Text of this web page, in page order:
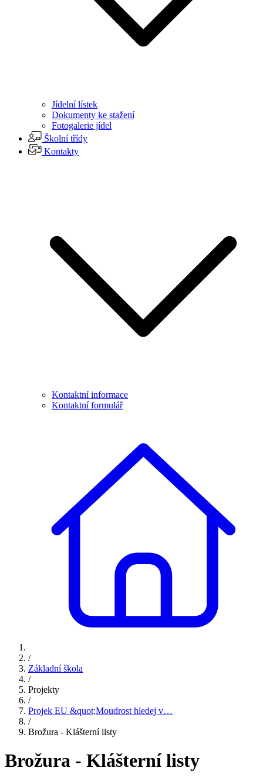
Jídelní lístek
Dokumenty ke stažení
Fotogalerie jídel
Školní třídy
Kontakty
Kontaktní informace
Kontaktní formulář
/
Základní škola
/
Projekty
/
Projek EU &quot;Moudrost hledej v…
/
Brožura - Klášterní listy
Brožura - Klášterní listy